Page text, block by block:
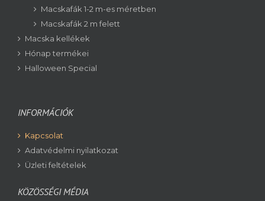
Macskafák 1-2 m-es méretben
Macskafák 2 m felett
Macska kellékek
Hónap termékei
Halloween Special
INFORMÁCIÓK
Kapcsolat
Adatvédelmi nyilatkozat
Üzleti feltételek
KÖZÖSSÉGI MÉDIA